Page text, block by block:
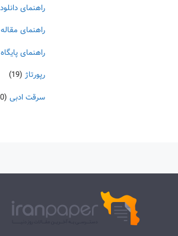
راهنمای
راهنمای
راهنمای
رپورتاژ (19)
سرقت ادبی (20)